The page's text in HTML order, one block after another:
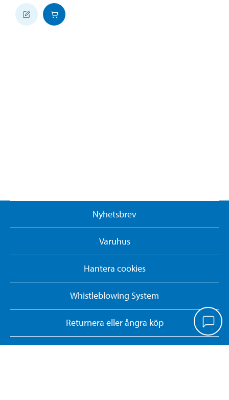
Nyhetsbrev
Varuhus
Hantera cookies
Whistleblowing System
Returnera eller ångra köp